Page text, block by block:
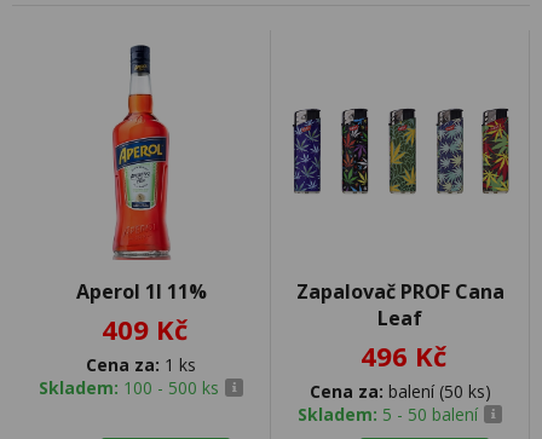
Aperol 1l 11%
409 Kč
Cena za: 1 ks
Skladem: 100 - 500 ks
Zapalovač PROF Cana
Leaf
496 Kč
Cena za: balení (50 ks)
Skladem: 5 - 50 balení